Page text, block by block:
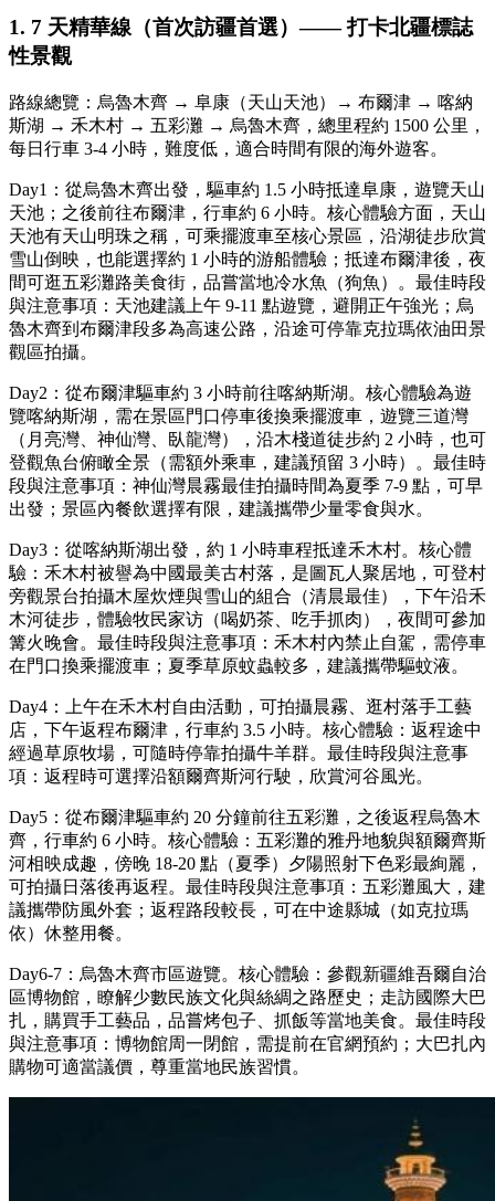
1. 7 天精華線（首次訪疆首選）—— 打卡北疆標誌
性景觀
路線總覽：烏魯木齊 → 阜康（天山天池）→ 布爾津 → 喀納
斯湖 → 禾木村 → 五彩灘 → 烏魯木齊，總里程約 1500 公里，
每日行車 3-4 小時，難度低，適合時間有限的海外遊客。
Day1：從烏魯木齊出發，驅車約 1.5 小時抵達阜康，遊覽天山
天池；之後前往布爾津，行車約 6 小時。核心體驗方面，天山
天池有天山明珠之稱，可乘擺渡車至核心景區，沿湖徒步欣賞
雪山倒映，也能選擇約 1 小時的游船體驗；抵達布爾津後，夜
間可逛五彩灘路美食街，品嘗當地冷水魚（狗魚）。最佳時段
與注意事項：天池建議上午 9-11 點遊覽，避開正午強光；烏
魯木齊到布爾津段多為高速公路，沿途可停靠克拉瑪依油田景
觀區拍攝。
Day2：從布爾津驅車約 3 小時前往喀納斯湖。核心體驗為遊
覽喀納斯湖，需在景區門口停車後換乘擺渡車，遊覽三道灣
（月亮灣、神仙灣、臥龍灣），沿木棧道徒步約 2 小時，也可
登觀魚台俯瞰全景（需額外乘車，建議預留 3 小時）。最佳時
段與注意事項：神仙灣晨霧最佳拍攝時間為夏季 7-9 點，可早
出發；景區內餐飲選擇有限，建議攜帶少量零食與水。
Day3：從喀納斯湖出發，約 1 小時車程抵達禾木村。核心體
驗：禾木村被譽為中國最美古村落，是圖瓦人聚居地，可登村
旁觀景台拍攝木屋炊煙與雪山的組合（清晨最佳），下午沿禾
木河徒步，體驗牧民家访（喝奶茶、吃手抓肉），夜間可參加
篝火晚會。最佳時段與注意事項：禾木村內禁止自駕，需停車
在門口換乘擺渡車；夏季草原蚊蟲較多，建議攜帶驅蚊液。
Day4：上午在禾木村自由活動，可拍攝晨霧、逛村落手工藝
店，下午返程布爾津，行車約 3.5 小時。核心體驗：返程途中
經過草原牧場，可隨時停靠拍攝牛羊群。最佳時段與注意事
項：返程時可選擇沿額爾齊斯河行駛，欣賞河谷風光。
Day5：從布爾津驅車約 20 分鐘前往五彩灘，之後返程烏魯木
齊，行車約 6 小時。核心體驗：五彩灘的雅丹地貌與額爾齊斯
河相映成趣，傍晚 18-20 點（夏季）夕陽照射下色彩最絢麗，
可拍攝日落後再返程。最佳時段與注意事項：五彩灘風大，建
議攜帶防風外套；返程路段較長，可在中途縣城（如克拉瑪
依）休整用餐。
Day6-7：烏魯木齊市區遊覽。核心體驗：參觀新疆維吾爾自治
區博物館，瞭解少數民族文化與絲綢之路歷史；走訪國際大巴
扎，購買手工藝品，品嘗烤包子、抓飯等當地美食。最佳時段
與注意事項：博物館周一閉館，需提前在官網預約；大巴扎內
購物可適當議價，尊重當地民族習慣。